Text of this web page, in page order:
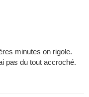
minutes on rigole.
pas du tout accroché.